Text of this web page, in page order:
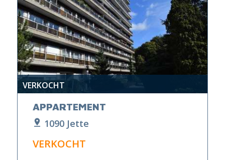
VERKOCHT
APPARTEMENT
1090 Jette
VERKOCHT